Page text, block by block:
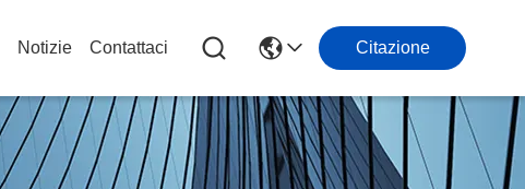
Notizie Contattaci Citazione